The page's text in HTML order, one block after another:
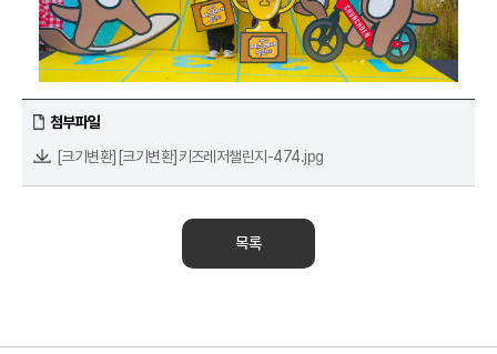
첨부파일
[크기변환][크기변환]키즈레저챌린지-474.jpg
목록